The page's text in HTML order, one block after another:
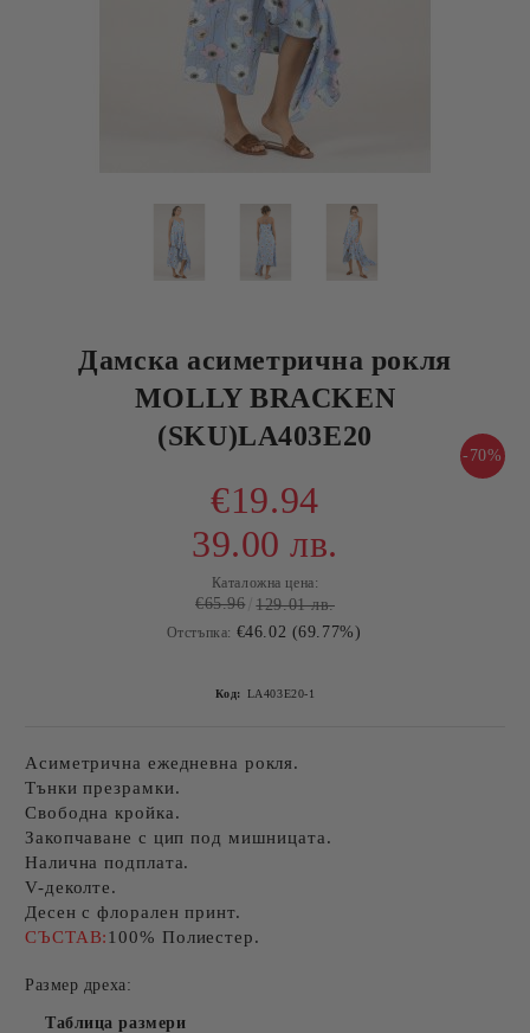
Дамска асиметрична рокля
MOLLY BRACKEN
(SKU)LA403E20
-70%
€19.94
39.00 лв.
Каталожна цена:
€65.96 129.01 лв.
Отстъпка: €46.02 (69.77%)
Код: LA403E20-1
Асиметрична ежедневна рокля.
Тънки презрамки.
Свободна кройка.
Закопчаване с цип под мишницата.
Налична подплата.
V-деколте.
Десен с флорален принт.
СЪСТАВ:100% Полиестер.
Размер дреха:
Таблица размери